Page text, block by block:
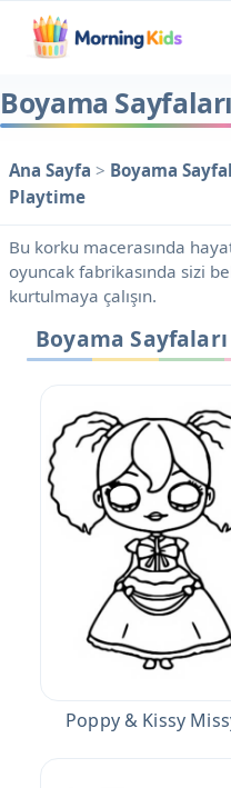
Boyama
Ana Sayfa > Boyama
Playtime
Bu korku macerasında
oyuncak fabrikasında sizi
kurtulmaya çalışın.
Boyama
Poppy & Kissy